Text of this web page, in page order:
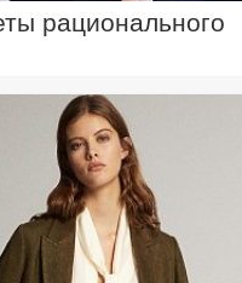
рационального